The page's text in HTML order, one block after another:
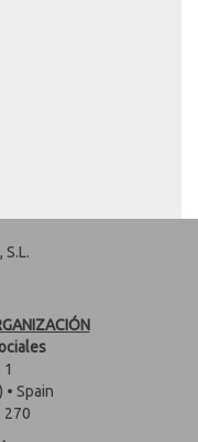
Spain
270